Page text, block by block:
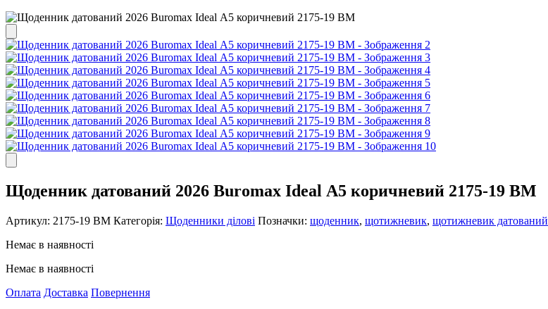
Щоденник датований 2026 Buromax Ideal А5 коричневий 2175-19 ВМ
Артикул: 2175-19 ВМ Категорія: Щоденники ділові Позначки: щоденник, щотижневик, щотижневик датований
Немає в наявності
Немає в наявності
Оплата Доставка Повернення